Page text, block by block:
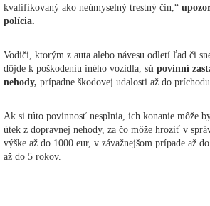
kvalifikovaný ako neúmyselný trestný čin,“
polícia.
Vodiči, ktorým z auta alebo návesu odletí ľad či
dôjde k poškodeniu iného vozidla, sú povinní
nehody, prípadne škodovej udalosti až do
Ak si túto povinnosť nesplnia, ich konanie môže
útek z dopravnej nehody, za čo môže hroziť v
výške až do 1000 eur, v závažnejšom prípade až
až do 5 rokov.